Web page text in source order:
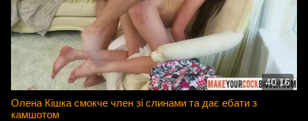
40:16
Олена Кішка смокче член зі слинами та дає ебати з
камшотом